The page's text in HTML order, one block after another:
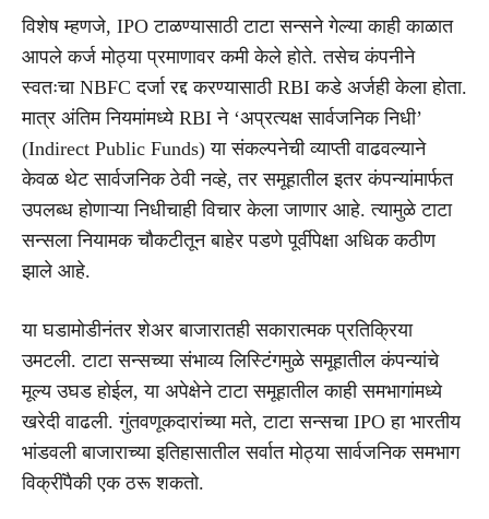
विशेष म्हणजे, IPO टाळण्यासाठी टाटा सन्सने गेल्या काही काळात
आपले कर्ज मोठ्या प्रमाणावर कमी केले होते. तसेच कंपनीने
स्वतःचा NBFC दर्जा रद्द करण्यासाठी RBI कडे अर्जही केला होता.
मात्र अंतिम नियमांमध्ये RBI ने ‘अप्रत्यक्ष सार्वजनिक निधी’
(Indirect Public Funds) या संकल्पनेची व्याप्ती वाढवल्याने
केवळ थेट सार्वजनिक ठेवी नव्हे, तर समूहातील इतर कंपन्यांमार्फत
उपलब्ध होणाऱ्या निधीचाही विचार केला जाणार आहे. त्यामुळे टाटा
सन्सला नियामक चौकटीतून बाहेर पडणे पूर्वीपेक्षा अधिक कठीण
झाले आहे.
या घडामोडीनंतर शेअर बाजारातही सकारात्मक प्रतिक्रिया
उमटली. टाटा सन्सच्या संभाव्य लिस्टिंगमुळे समूहातील कंपन्यांचे
मूल्य उघड होईल, या अपेक्षेने टाटा समूहातील काही समभागांमध्ये
खरेदी वाढली. गुंतवणूकदारांच्या मते, टाटा सन्सचा IPO हा भारतीय
भांडवली बाजाराच्या इतिहासातील सर्वात मोठ्या सार्वजनिक समभाग
विक्रींपैकी एक ठरू शकतो.